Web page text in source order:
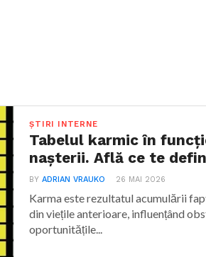
ȘTIRI INTERNE
Tabelul karmic în
nașterii. Află ce te
BYADRIAN VRAUKO 26 MAI 2026
Karma este rezultatul acumulării
din viețile anterioare, influențând
oportunitățile...